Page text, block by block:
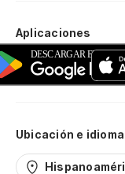
Aplicaciones
Ubicación e idioma